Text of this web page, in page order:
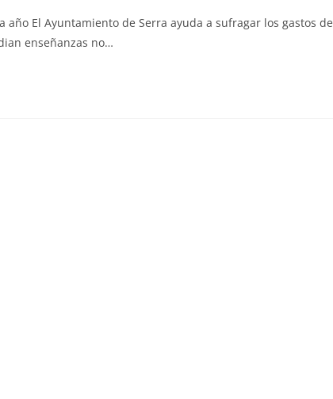
año El Ayuntamiento de Serra ayuda a sufragar los gastos de
enseñanzas no…